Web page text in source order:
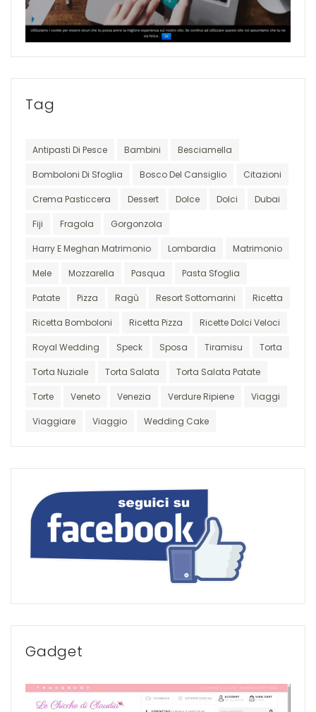
Tag
Antipasti Di Pesce Bambini Besciamella
Bomboloni Di Sfoglia Bosco Del Cansiglio Citazioni
Crema Pasticcera Dessert Dolce Dolci Dubai
Fiji Fragola Gorgonzola
Harry E Meghan Matrimonio Lombardia Matrimonio
Mele Mozzarella Pasqua Pasta Sfoglia
Patate Pizza Ragù Resort Sottomarini Ricetta
Ricetta Bomboloni Ricetta Pizza Ricette Dolci Veloci
Royal Wedding Speck Sposa Tiramisu Torta
Torta Nuziale Torta Salata Torta Salata Patate
Torte Veneto Venezia Verdure Ripiene Viaggi
Viaggiare Viaggio Wedding Cake
Gadget